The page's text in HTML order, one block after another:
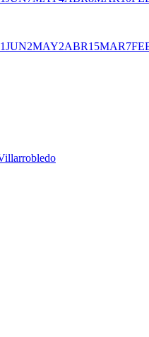
1JUN2MAY2ABR15MAR7